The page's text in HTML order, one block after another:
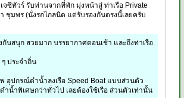
ซีทัวร์ รับท่านจากที่พัก มุ่งหน้าสู่ ท่าเรือ Private
ชุมพร (นั่งรถไกลนิด แต่รับรองกันตรงนี้เลยครับ
นสนุก สวยมาก บรรยากาศตอนเช้า และถึงท่าเรือ
ประจำถิ่น
อุปกรณ์ดำน้ำลงเรือ Speed Boat แบบส่วนตัว
น้ำพิเศษกว่าทั่วไป เลยต้องใช้เรือ ส่วนตัวเท่านั้น